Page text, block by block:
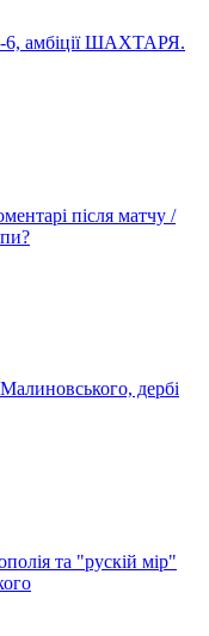
амбіції ШАХТАРЯ.
після матчу /
дербі
та "рускій мір"